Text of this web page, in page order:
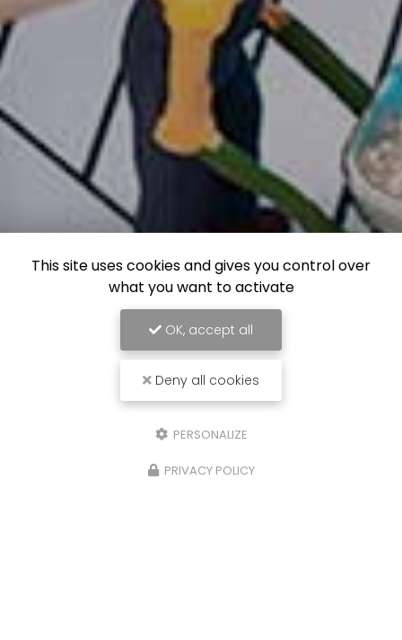
This site uses cookies and gives you control over
what you want to activate
OK, accept all
Deny all cookies
PERSONALIZE
PRIVACY POLICY